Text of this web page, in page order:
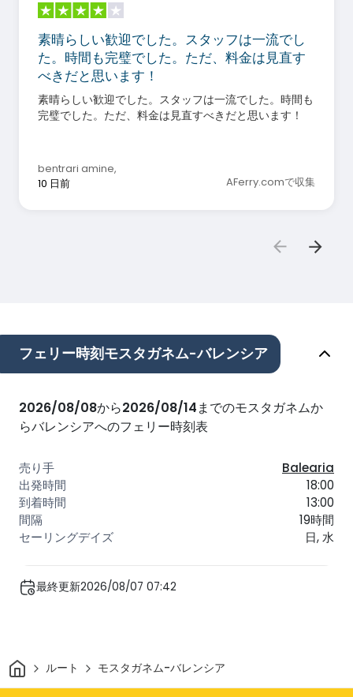
素晴らしい歓迎でした。スタッフは一流でし
た。時間も完璧でした。ただ、料金は見直す
べきだと思います！
素晴らしい歓迎でした。スタッフは一流でした。時間も
完璧でした。ただ、料金は見直すべきだと思います！
bentrari amine,
10 日前
AFerry.comで収集
フェリー時刻モスタガネム-バレンシア
2026/08/08から2026/08/14までのモスタガネムか
らバレンシアへのフェリー時刻表
Balearia
18:00
13:00
19時間
日, 水
最終更新2026/08/07 07:42
家 ルート モスタガネム-バレンシア